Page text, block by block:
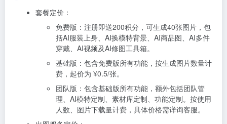
套餐定价：
免费版：注册即送200积分，可生成40张图片，包
括AI服装上身、AI换模特背景、AI商品图、AI多件
穿戴、AI视频及AI修图工具箱。
基础版：包含免费版所有功能，按生成图片数量计
费，起价为 ¥0.5/张。
团队版：包含基础版所有功能，额外包括团队管
理、AI模特定制、素材库定制、功能定制。按使用
人数、图片下载量计费，具体价格需详询客服。